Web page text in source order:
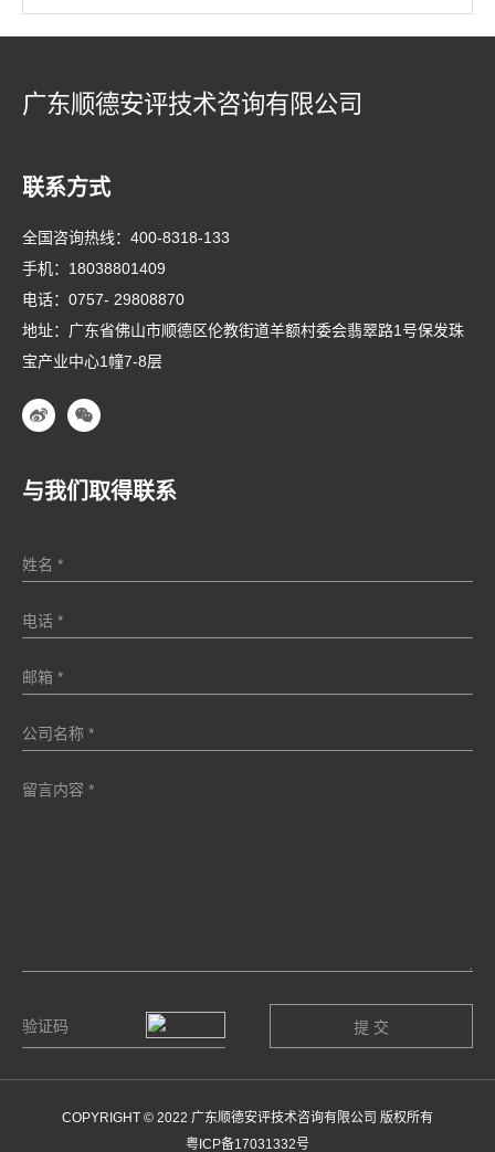
广东顺德安评技术咨询有限公司
联系方式
全国咨询热线： 400-8318-133
手机： 18038801409
电话： 0757- 29808870
地址：广东省佛山市顺德区伦教街道羊额村委会翡翠路1号保发珠
宝产业中心1幢7-8层
与我们取得联系
COPYRIGHT © 2022 广东顺德安评技术咨询有限公司 版权所有
粤ICP备17031332号